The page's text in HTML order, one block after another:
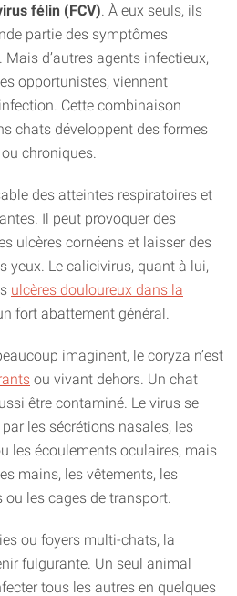
félin (FCV) . À eux seuls, ils
partie des symptômes
d’autres agents infectieux,
opportunistes, viennent
Cette combinaison
chats développent des formes
chroniques.
des atteintes respiratoires et
Il peut provoquer des
ulcères cornéens et laisser des
yeux. Le calicivirus, quant à lui,
ulcères douloureux dans la
fort abattement général.
imaginent, le coryza n’est
ou vivant dehors. Un chat
être contaminé. Le virus se
les sécrétions nasales, les
les écoulements oculaires, mais
mains, les vêtements, les
les cages de transport.
ou foyers multi-chats, la
fulgurante. Un seul animal
tous les autres en quelques